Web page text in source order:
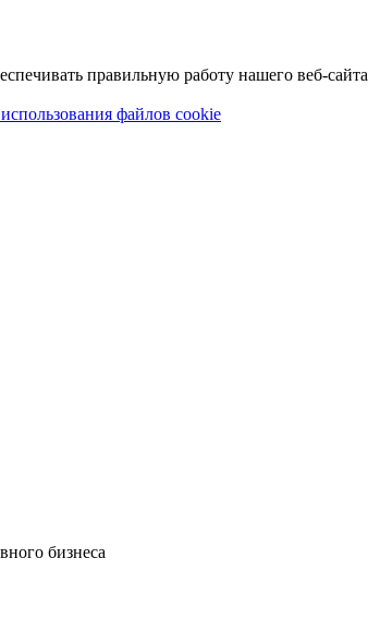
правильную работу нашего веб-
файлов cookie
бизнеса